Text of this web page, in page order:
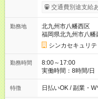
費支給あり ※規定
◆最大15万円の定
を除く ◆ファミリー
月1万円 ◆チャイル
している社員に対し、
試用期間あり 試用
時と同じです。
交通費別途支給
勤務地
北九州市八幡西区
福岡県北九州市八幡
シンカセキュリ
勤務時間
8:00～17:00
実働時間：8時間/日
休憩1時間 ☆週5日勤務！ ☆残業少なめ（月平均1～5時間） 3か
月以内の短期間勤
特徴 日払いOK / 副業・